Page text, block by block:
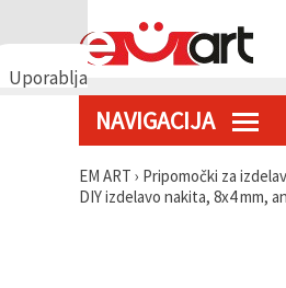
Uporabljamo
Uporabljamo
tehnologije,
NAVIGACIJA
EM ART › Pripomočki za
DIY izdelavo nakita, 8x4 mm,